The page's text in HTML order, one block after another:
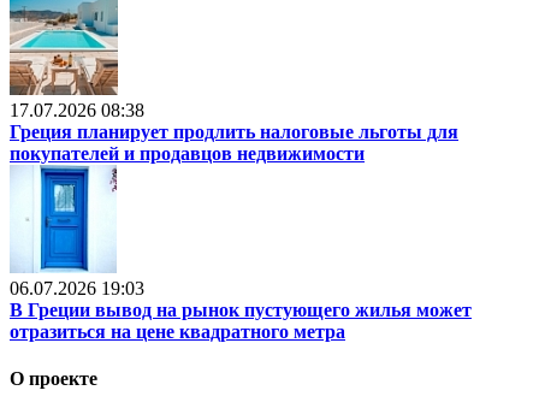
17.07.2026 08:38
Греция планирует продлить налоговые льготы для
покупателей и продавцов недвижимости
06.07.2026 19:03
В Греции вывод на рынок пустующего жилья может
отразиться на цене квадратного метра
О проекте